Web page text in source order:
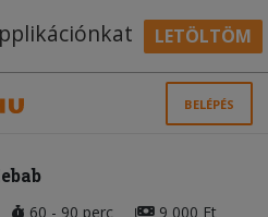
LETÖLTÖM
BELÉPÉS
60 - 90 perc 9 000 Ft